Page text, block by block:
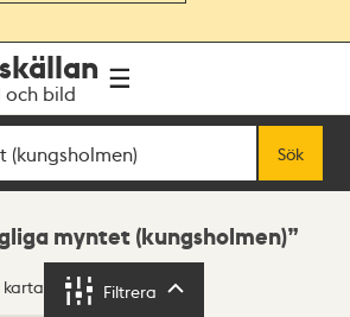
och bild
Sök
myntet (kungsholmen)
karta Filtrera